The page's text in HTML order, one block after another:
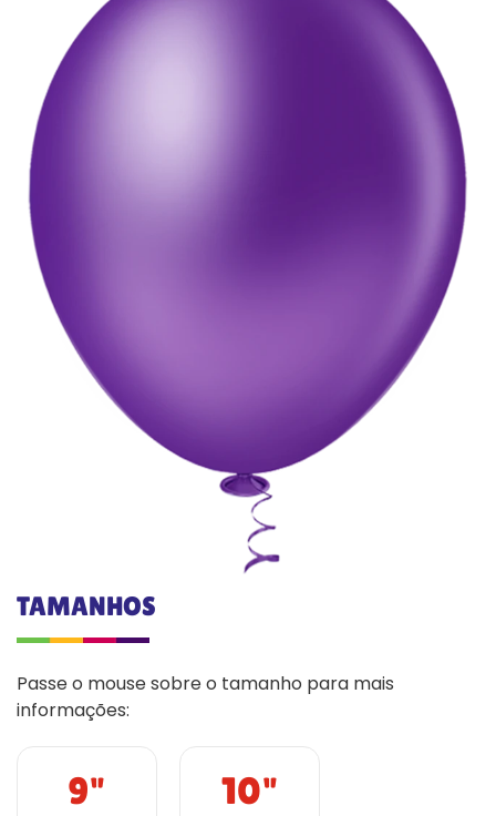
TAMANHOS
Passe o mouse sobre o tamanho para mais
informações:
9" 10"